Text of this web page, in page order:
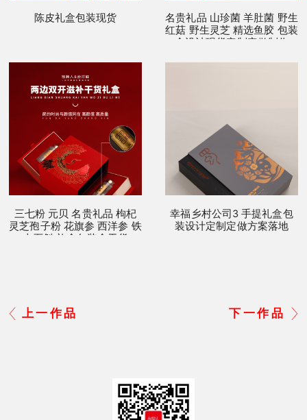
陈皮礼盒包装现货
名贵礼品 山珍菌 羊肚菌 野生
红菇 野生灵芝 精选鱼胶 包装
盒设计现货定制定做制作
三七粉 元贝 名贵礼品 枸杞
灵芝孢子粉 花旗参 西洋参 铁
皮石斛 礼盒包装盒干货
幸福乡村公司3 手提礼盒包
装设计定制定做方案落地
上一作品 下一作品